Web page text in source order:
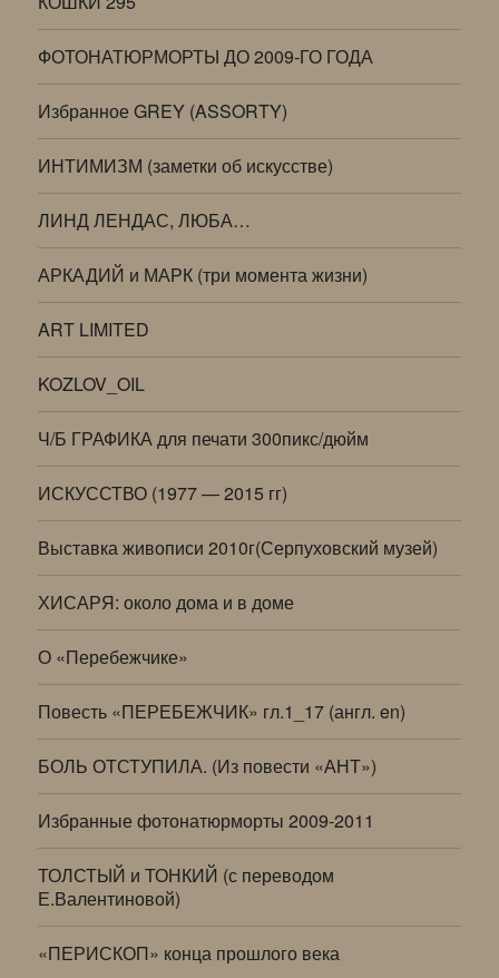
ФОТОНАТЮРМОРТЫ ДО 2009-ГО ГОДА
Избранное GREY (ASSORTY)
ИНТИМИЗМ (заметки об искусстве)
ЛИНД ЛЕНДАС, ЛЮБА…
АРКАДИЙ и МАРК (три момента жизни)
ART LIMITED
KOZLOV_OIL
Ч/Б ГРАФИКА для печати 300пикс/дюйм
ИСКУССТВО (1977 — 2015 гг)
Выставка живописи 2010г(Серпуховский музей)
ХИСАРЯ: около дома и в доме
О «Перебежчике»
Повесть «ПЕРЕБЕЖЧИК» гл.1_17 (англ. en)
БОЛЬ ОТСТУПИЛА. (Из повести «АНТ»)
Избранные фотонатюрморты 2009-2011
ТОЛСТЫЙ и ТОНКИЙ (с переводом
Е.Валентиновой)
«ПЕРИСКОП» конца прошлого века